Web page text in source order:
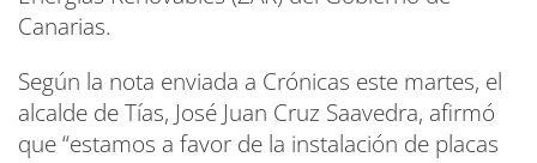
Canarias.
Según la nota enviada a Crónicas este martes, el
alcalde de Tías, José Juan Cruz Saavedra, afirmó
que “estamos a favor de la instalación de placas